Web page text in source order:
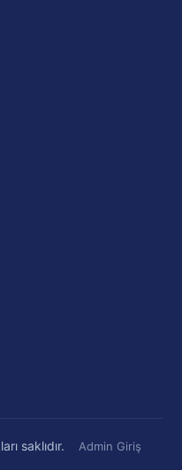
saklıdır. Admin Giriş